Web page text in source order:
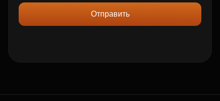
Отправить